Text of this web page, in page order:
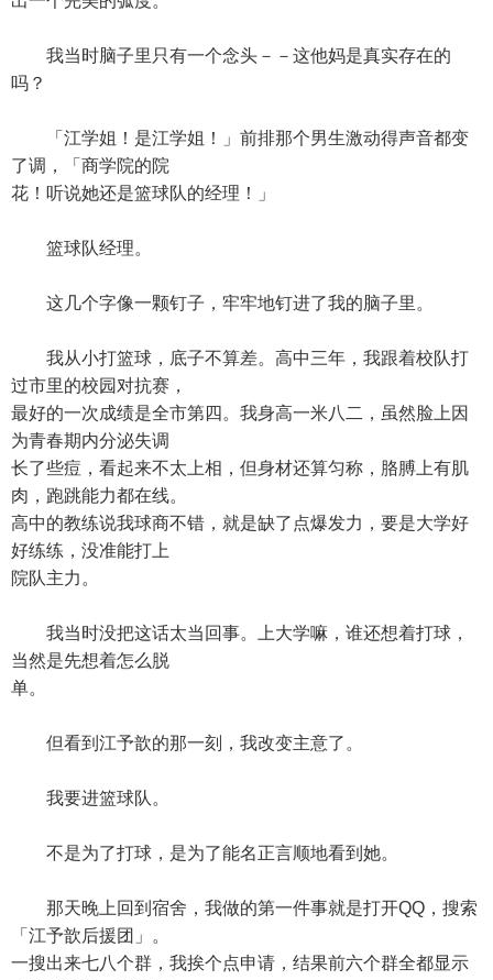
我当时脑子里只有一个念头－－这他妈是真实存在的
吗？
「江学姐！是江学姐！」前排那个男生激动得声音都变
了调，「商学院的院
花！听说她还是篮球队的经理！」
篮球队经理。
这几个字像一颗钉子，牢牢地钉进了我的脑子里。
我从小打篮球，底子不算差。高中三年，我跟着校队打
过市里的校园对抗赛，
最好的一次成绩是全市第四。我身高一米八二，虽然脸上因
为青春期内分泌失调
长了些痘，看起来不太上相，但身材还算匀称，胳膊上有肌
肉，跑跳能力都在线。
高中的教练说我球商不错，就是缺了点爆发力，要是大学好
好练练，没准能打上
院队主力。
我当时没把这话太当回事。上大学嘛，谁还想着打球，
当然是先想着怎么脱
单。
但看到江予歆的那一刻，我改变主意了。
我要进篮球队。
不是为了打球，是为了能名正言顺地看到她。
那天晚上回到宿舍，我做的第一件事就是打开QQ，搜索
「江予歆后援团」。
一搜出来七八个群，我挨个点申请，结果前六个群全都显示